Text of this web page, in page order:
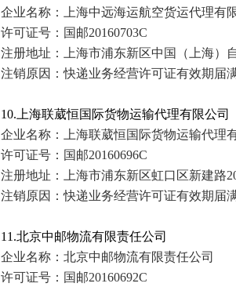
企业名称：上海中远海运航空货运代理有
许可证号：国邮20160703C
注册地址：上海市浦东新区中国（上海）
注销原因：快递业务经营许可证有效期 届
10.上海联葳恒国际货物运输代理有限公司
企业名称：上海联葳恒国际货物运输代理
许可证号：国邮20160696C
注册地址：上海市浦东新区虹口区新建路
注销原因：快递业务经营许可证有效期 届
11.北京中邮物流有限责任公司
企业名称：北京中邮物流有限责任公司
许可证号：国邮20160692C